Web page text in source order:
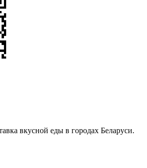
вкусной еды в городах Беларуси.